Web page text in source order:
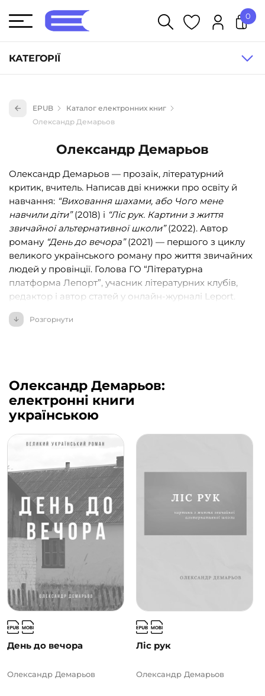
КАТЕГОРІЇ
Книги для дітей (836)
Науково-популярна література (1015)
Навчальна література та посібники (527)
Енциклопедії, довідники, словники (55)
Подарункові сертифікати (1)
0
EPUB
Каталог електронних книг
Олександр Демарьов
Олександр Демарьов
Олександр Демарьов — прозаїк, літературний
критик, вчитель. Написав дві книжки про освіту й
навчання: “Виховання шахами, або Чого мене
навчили діти”(2018) і “Ліс рук. Картини з життя
звичайної альтернативної школи”(2022). Автор
роману “День до вечора”(2021) — першого з циклу
великого українського роману про життя звичайних
людей у провінції. Голова ГО “Літературна
платформа Лепорт”, учасник літературних клубів,
редактор і автор статей у онлайн-журналі Leport.
Працює над філософською дисертацією про
педагогічні ідеї Георга Гегеля. Мешкає в Києві.
Розгорнути
Олександр Демарьов:
електронні книги
українською
День до вечора
Олександр Демарьов
Ліс рук
Олександр Демарьов